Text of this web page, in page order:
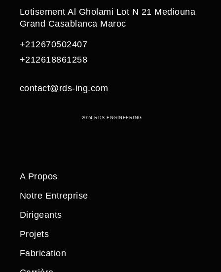
Lotisement Al Gholami Lot N 21 Mediouna
Grand Casablanca Maroc
+212670502407
+212618861258
contact@rds-ing.com
2024 RDS ENGINEERING
A Propos
Notre Entreprise
Dirigeants
Projets
Fabrication